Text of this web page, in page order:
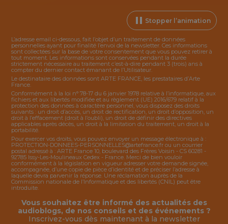
Stopper l’animation
L’adresse email ci-dessous, fait l’objet d’un traitement de données
personnelles ayant pour finalité l’envoi de la newsletter. Ces informations
sont collectées sur la base de votre consentement que vous pouvez retirer à
tout moment. Les informations sont conservées pendant la durée
strictement nécessaire au traitement c’est-à-dire pendant 3 (trois) ans à
compter du dernier contact émanant de l’Utilisateur.
Le destinataire des données sont ARTE FRANCE, les prestataires d’Arte
France.
Conformément à la loi n° 78-17 du 6 janvier 1978 relative à l’informatique, aux
fichiers et aux libertés modifiée et au règlement (UE) 2016/679 relatif à la
protection des données à caractère personnel, vous disposez des droits
suivants : un droit d’accès, un droit de rectification, un droit d’opposition, un
droit à l’effacement (droit à l’oubli), un droit de définir des directives
applicables après décès, un droit à la limitation du traitement, un droit à la
portabilité.
Pour exercer vos droits, vous pouvez envoyer un message électronique à :
PROTECTION-DONNEES-PERSONNELLES@artefrance.fr ou un courrier
postal adressé à : ARTE France 10, boulevard des Frères Voisin - CS 60281 -
92785 Issy-Les-Moulineaux Cedex - France. Merci de bien vouloir
conformément à la législation en vigueur adresser votre demande signée,
accompagnée, d’une copie de pièce d’identité et de préciser l’adresse à
laquelle devra parvenir la réponse. Une réclamation auprès de la
Commission nationale de l’Informatique et des libertés (CNIL) peut être
introduite.
Vous souhaitez être informé des actualités des
audioblogs, de nos conseils et des événements ?
Inscrivez-vous dès maintenant à la newsletter